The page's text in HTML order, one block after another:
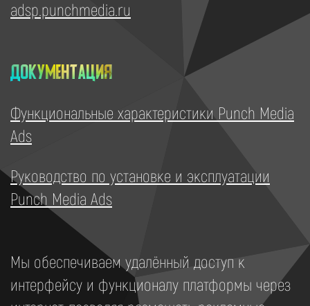
adsp.punchmedia.ru
Документация
Функциональные характеристики Punch Media
Ads
Руководство по установке и эксплуатации
Punch Media Ads
Мы обеспечиваем удалённый доступ к
интерфейсу и функционалу платформы через